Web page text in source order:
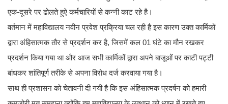
एक-दूसरे पर ढोलते हुऐ कर्मचारियों से कन्नी काट रहे है।
वर्तमान में महाविद्यालय नवीन प्रवेश प्रक्रिया चल रही है इस कारण उक्त कार्मिकों
द्वारा अंहिसात्मक तौर से प्रदर्शन कर है, जिसमें कल 01 घंटे का मौन रखकर
प्रदर्शन किया गया था और आज सभी कार्मिकों द्वारा अपने बाजूओं पर काटी पट्टी
बांधकर शांतिपूर्ण तरीके से अपना विरोध दर्ज करवाया गया है।
साथ ही प्रशासन को चेतावनी दी गयी है कि इस अंहिसात्मक प्रदर्षन को हमारी